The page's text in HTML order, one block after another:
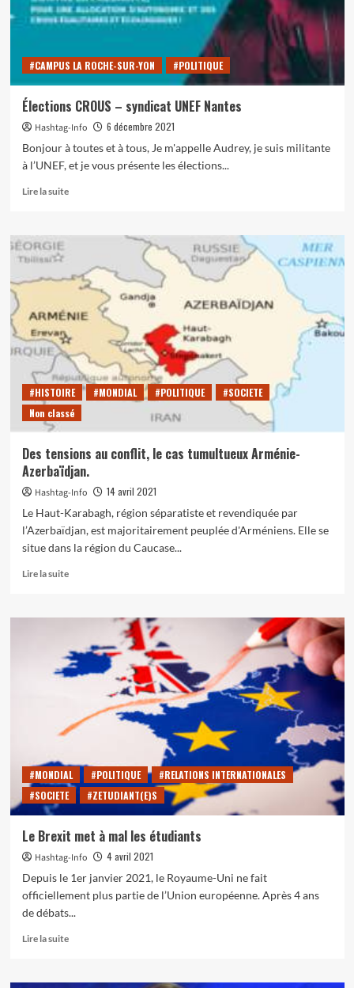
d’un
conflit
dans
21ème
siècle ?
#CAMPUS LA ROCHE-SUR-YON #POLITIQUE
Élections CROUS – syndicat UNEF Nantes
Hashtag-Info
6 décembre 2021
Bonjour à toutes et à tous, Je m'appelle Audrey, je suis militante
à l’UNEF, et je vous présente les élections...
Lire la suiteEn
sur
CROUS
–
syndicat
UNEF
Nantes
#HISTOIRE #MONDIAL #POLITIQUE
#SOCIETE
Non classé
Des tensions au conflit, le cas tumultueux Arménie-
Azerbaïdjan.
Hashtag-Info
14 avril 2021
Le Haut-Karabagh, région séparatiste et revendiquée par
l’Azerbaïdjan, est majoritairement peuplée d'Arméniens. Elle se
situe dans la région du Caucase...
Lire la suiteEn
sur
tensions
au
conflit,
tumultueux
Arménie-
#MONDIAL #POLITIQUE
#RELATIONS INTERNATIONALES
#SOCIETE
#ZETUDIANT(E)S
Le Brexit met à mal les étudiants
Hashtag-Info
4 avril 2021
Depuis le 1er janvier 2021, le Royaume-Uni ne fait
officiellement plus partie de l’Union européenne. Après 4 ans
de débats...
Lire la suiteEn
sur